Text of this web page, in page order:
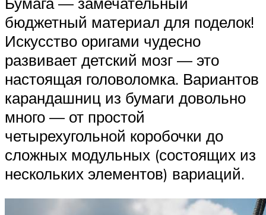
бюджетный материал для поделок!
Искусство оригами чудесно
развивает детский мозг — это
настоящая головоломка. Вариантов
карандашниц из бумаги довольно
много — от простой
четырехугольной коробочки до
сложных модульных (состоящих из
нескольких элементов) вариаций.